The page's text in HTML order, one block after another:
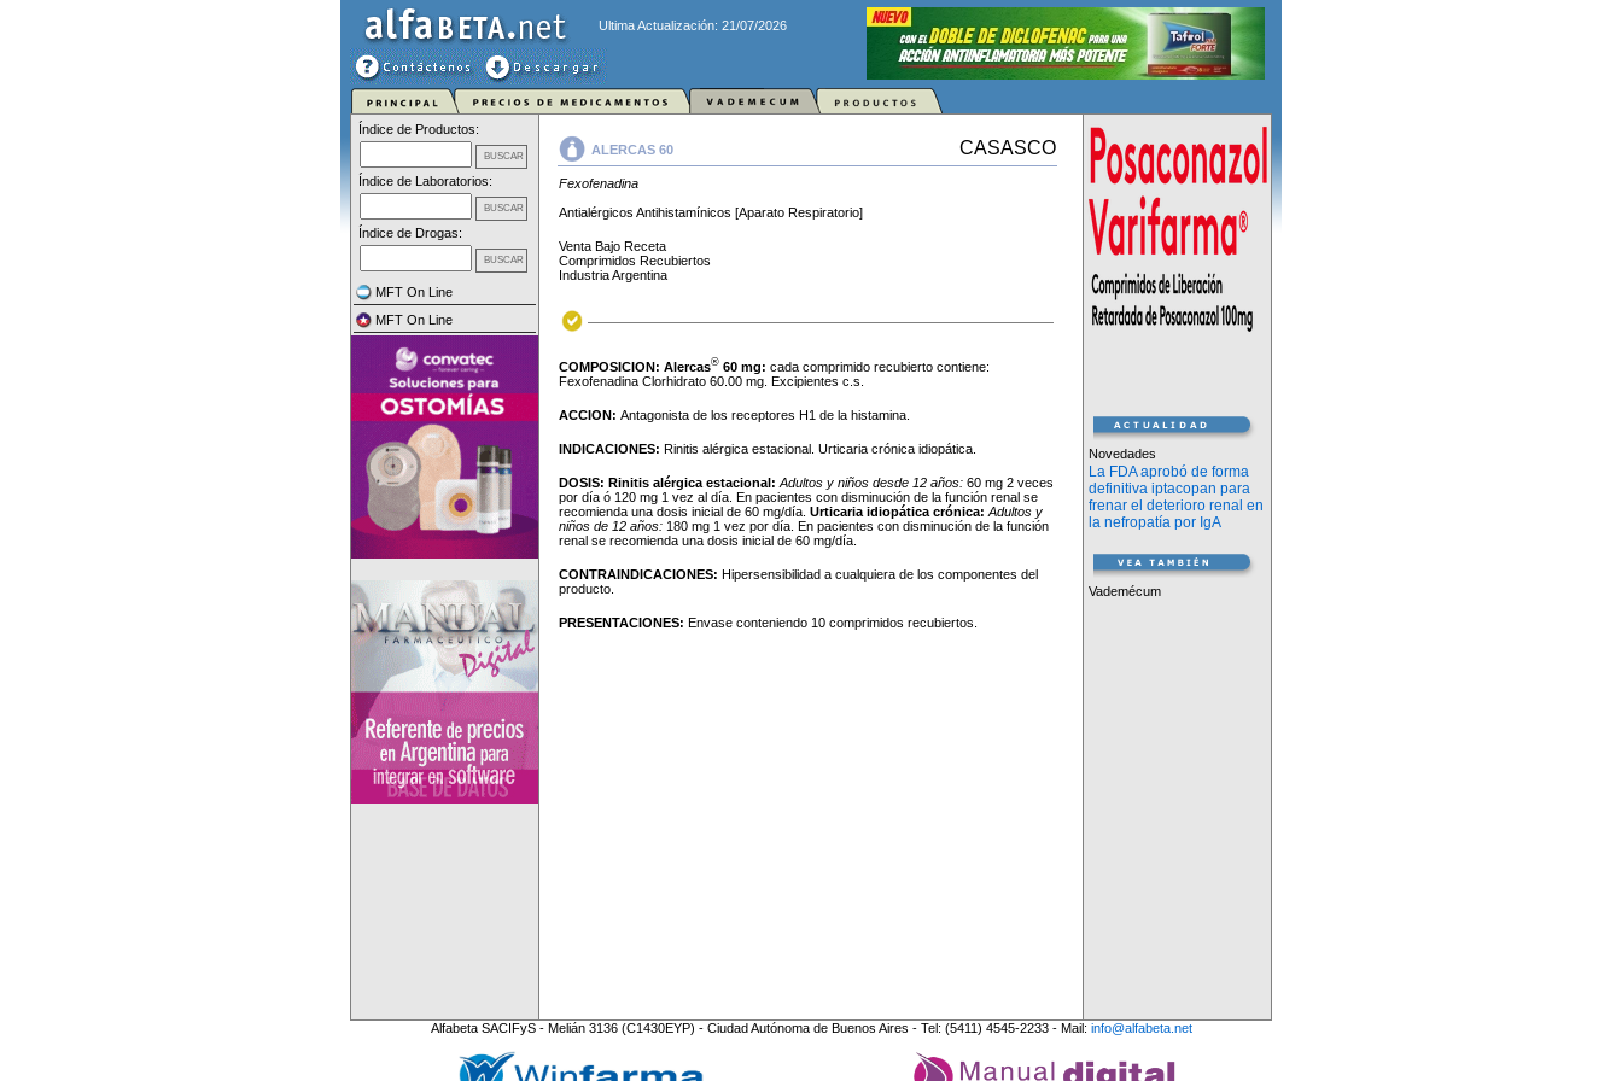
Ultima Actualización: 21/07/2026
Índice de Productos:
Índice de Laboratorios:
Índice de Drogas:
MFT On Line
MFT On Line
ALERCAS 60 CASASCO
Fexofenadina
Antialérgicos Antihistamínicos [Aparato Respiratorio]
Venta Bajo Receta
Comprimidos Recubiertos
Industria Argentina
COMPOSICION: Alercas® 60 mg: cada comprimido recubierto contiene:
Fexofenadina Clorhidrato 60.00 mg. Excipientes c.s.
ACCION: Antagonista de los receptores H1 de la histamina.
INDICACIONES: Rinitis alérgica estacional. Urticaria crónica idiopática.
DOSIS: Rinitis alérgica estacional: Adultos y niños desde 12 años: 60 mg 2 veces
por día ó 120 mg 1 vez al día. En pacientes con disminución de la función renal se
recomienda una dosis inicial de 60 mg/día. Urticaria idiopática crónica: Adultos y
niños de 12 años: 180 mg 1 vez por día. En pacientes con disminución de la función
renal se recomienda una dosis inicial de 60 mg/día.
CONTRAINDICACIONES: Hipersensibilidad a cualquiera de los componentes del
producto.
PRESENTACIONES: Envase conteniendo 10 comprimidos recubiertos.
Novedades
La FDA aprobó de forma
definitiva iptacopan para
frenar el deterioro renal en
la nefropatía por IgA
Vademécum
Alfabeta SACIFyS - Melián 3136 (C1430EYP) - Ciudad Autónoma de Buenos Aires - Tel: (5411) 4545-2233 - Mail: info@alfabeta.net